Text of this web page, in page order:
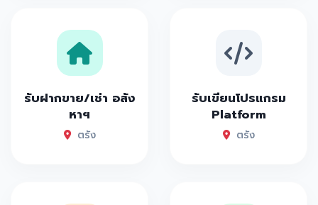
รับฝากขาย/เช่า อสัง
หาฯ
ตรัง
รับเขียนโปรแกรม
Platform
ตรัง